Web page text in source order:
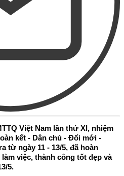
Việt Nam lần thứ XI, nhiệm
kết - Dân chủ - Đổi mới -
từ ngày 11 - 13/5, đã hoàn
việc, thành công tốt đẹp và
5.